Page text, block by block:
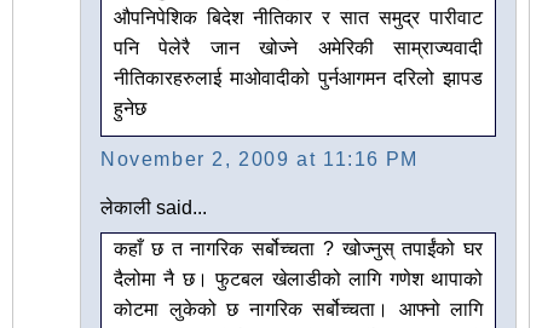
औपनिपेशिक बिदेश नीतिकार र सात समुद्र पारीवाट
पनि पेलेरै जान खोज्ने अमेरिकी साम्राज्यवादी
नीतिकारहरुलाई माओवादीको पुर्नआगमन दरिलो झापड
हुनेछ
November 2, 2009 at 11:16 PM
लेकाली said...
कहाँ छ त नागरिक सर्बोच्चता ? खोज्नुस् तपाईंको घर
दैलोमा नै छ। फुटबल खेलाडीको लागि गणेश थापाको
कोटमा लुकेको छ नागरिक सर्बोच्चता। आफ्नो लागि